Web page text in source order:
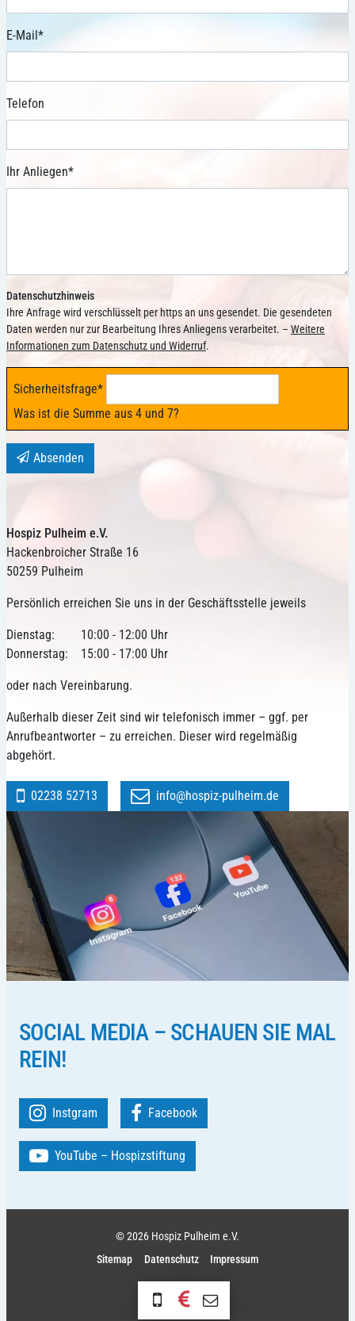
E-Mail*
Telefon
Ihr Anliegen*
Datenschutzhinweis
Ihre Anfrage wird verschlüsselt per https an uns gesendet. Die gesendeten
Daten werden nur zur Bearbeitung Ihres Anliegens verarbeitet. – Weitere
Informationen zum Datenschutz und Widerruf.
Sicherheitsfrage*
Was ist die Summe aus 4 und 7?
Absenden
Hospiz Pulheim e.V.
Hackenbroicher Straße 16
50259 Pulheim
Persönlich erreichen Sie uns in der Geschäftsstelle jeweils
Dienstag:
10:00 - 12:00 Uhr
Donnerstag:
15:00 - 17:00 Uhr
oder nach Vereinbarung.
Außerhalb dieser Zeit sind wir telefonisch immer – ggf. per
Anrufbeantworter – zu erreichen. Dieser wird regelmäßig
abgehört.
02238 52713 info@hospiz-pulheim.de
SOCIAL MEDIA – SCHAUEN SIE MAL
REIN!
Instgram Facebook
YouTube – Hospizstiftung
Sitemap Datenschutz Impressum
© 2026 Hospiz Pulheim e.V.